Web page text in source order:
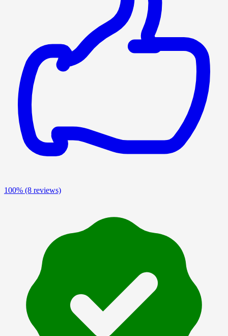
100% (8 reviews)